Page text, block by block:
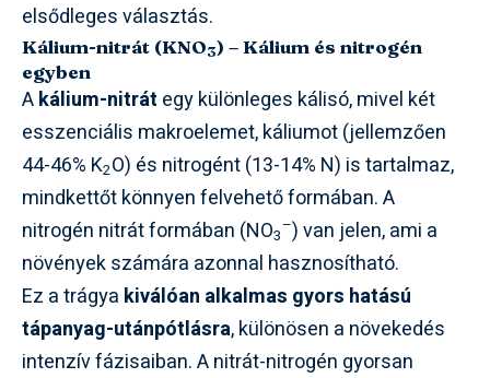
elsődleges választás.
Kálium-nitrát (KNO3) – Kálium és nitrogén
egyben
Akálium-nitrát egy különleges kálisó, mivel két
esszenciális makroelemet, káliumot (jellemzően
44-46% K2O) és nitrogént (13-14% N) is tartalmaz,
mindkettőt könnyen felvehető formában. A
nitrogén nitrát formában (NO3
–) van jelen, ami a
növények számára azonnal hasznosítható.
Ez a trágya kiválóan alkalmas gyors hatású
tápanyag-utánpótlásra, különösen a növekedés
intenzív fázisaiban. A nitrát-nitrogén gyorsan